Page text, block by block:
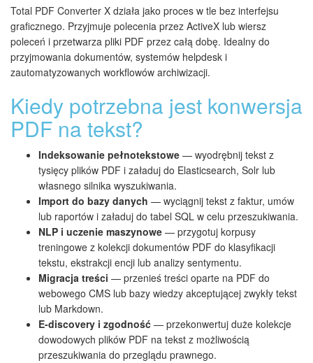
Total PDF Converter X działa jako proces w tle bez interfejsu
graficznego. Przyjmuje polecenia przez ActiveX lub wiersz
poleceń i przetwarza pliki PDF przez całą dobę. Idealny do
przyjmowania dokumentów, systemów helpdesk i
zautomatyzowanych workflowów archiwizacji.
Kiedy potrzebna jest konwersja
PDF na tekst?
Indeksowanie pełnotekstowe — wyodrębnij tekst z
tysięcy plików PDF i załaduj do Elasticsearch, Solr lub
własnego silnika wyszukiwania.
Import do bazy danych — wyciągnij tekst z faktur, umów
lub raportów i załaduj do tabel SQL w celu przeszukiwania.
NLP i uczenie maszynowe — przygotuj korpusy
treningowe z kolekcji dokumentów PDF do klasyfikacji
tekstu, ekstrakcji encji lub analizy sentymentu.
Migracja treści — przenieś treści oparte na PDF do
webowego CMS lub bazy wiedzy akceptującej zwykły tekst
lub Markdown.
E-discovery i zgodność — przekonwertuj duże kolekcje
dowodowych plików PDF na tekst z możliwością
przeszukiwania do przeglądu prawnego.